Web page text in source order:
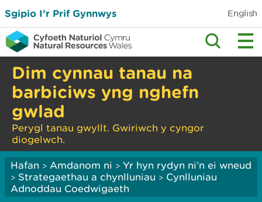
Sgipio I’r Prif Gynnwys English
Dim cynnau tanau na
barbiciws yng nghefn
gwlad
Perygl tanau gwyllt. Gwiriwch y cyngor
diogelwch.
Hafan > Amdanom ni > Yr hyn rydyn ni’n ei wneud
> Strategaethau a chynlluniau > Cynlluniau
Adnoddau Coedwigaeth